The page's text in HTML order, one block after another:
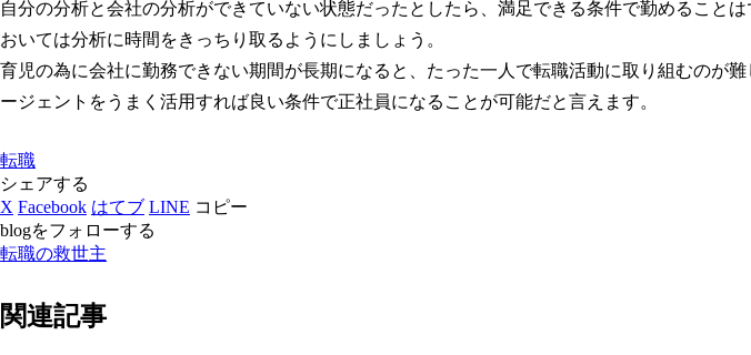
自分の分析と会社の分析ができていない状態だったとしたら、満足できる条件で勤めること
おいては分析に時間をきっちり取るようにしましょう。
育児の為に会社に勤務できない期間が長期になると、たった一人で転職活動に取り組むのが
ージェントをうまく活用すれば良い条件で正社員になることが可能だと言えます。
転職
シェアする
X Facebook はてブ LINE コピー
blogをフォローする
転職の救世主
関連記事